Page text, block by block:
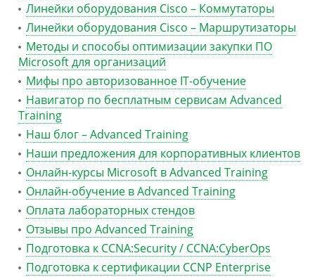
Линейки оборудования Cisco – Коммутаторы
Линейки оборудования Cisco – Маршрутизаторы
Методы и способы оптимизации закупки ПО
Microsoft для организаций
Мифы про авторизованное IT-обучение
Навигатор по бесплатным сервисам Advanced
Training
Наш блог – Advanced Training
Наши предложения для корпоративных клиентов
Онлайн-курсы Microsoft в Advanced Training
Онлайн-обучение в Advanced Training
Оплата лабораторных стендов
Отзывы про Advanced Training
Подготовка к CCNA:Security / CCNA:CyberOps
Подготовка к сертификации CCNP Enterprise